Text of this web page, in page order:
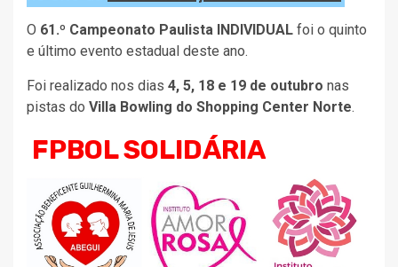
O 61.º Campeonato Paulista INDIVIDUAL foi o quinto
e último evento estadual deste ano.
Foi realizado nos dias 4, 5, 18 e 19 de outubro nas
pistas do Villa Bowling do Shopping Center Norte.
FPBOL SOLIDÁRIA